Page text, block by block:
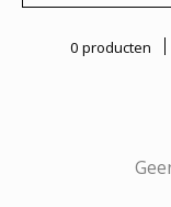
0 producten